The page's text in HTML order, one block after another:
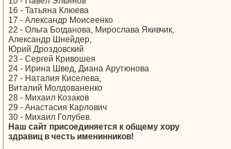
16 - Татьяна Клюева
17 - Александр Моисеенко
22 - Ольга Богданова, Мирослава Якивчик,
Александр Шнейдер,
Юрий Дроздовский
23 - Сергей Кривошея
24 - Ирина Швед, Диана Арутюнова
27 - Наталия Киселева,
Виталий Молдованенко
28 - Михаил Козаков
29 - Анастасия Карлович
30 - Михаил Голубев.
Наш сайт присоединяется к общему хору
здравиц в честь именинников!